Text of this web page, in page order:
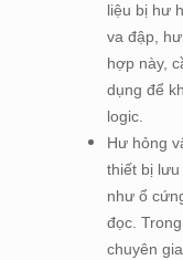
liệu bị hư
va đập,
hợp này,
dụng để
logic.
Hư hỏng
thiết bị
như ổ
đọc.
chuyên